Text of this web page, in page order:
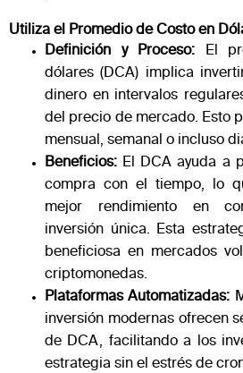
Utiliza el Promedio de Costo en
Definición y Proceso: El
dólares (DCA) implica
dinero en intervalos
del precio de mercado. Esto
mensual, semanal o incluso
Beneficios: El DCA ayuda a
compra con el tiempo, lo
mejor rendimiento en
inversión única. Esta
beneficiosa en mercados
criptomonedas.
Plataformas Automatizadas:
inversión modernas ofrecen
de DCA, facilitando a los
estrategia sin el estrés de